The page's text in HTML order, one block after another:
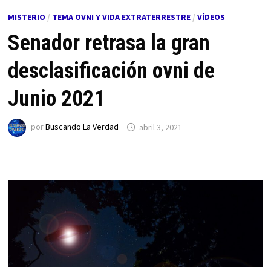
MISTERIO / TEMA OVNI Y VIDA EXTRATERRESTRE/ VÍDEOS
Senador retrasa la gran
desclasificación ovni de
Junio 2021
porBuscando La Verdad abril 3, 2021